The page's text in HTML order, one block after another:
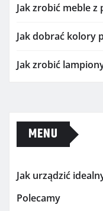
Jak zrobić meble
Jak dobrać kolory
Jak zrobić
MENU
Jak urządzić
Polecamy